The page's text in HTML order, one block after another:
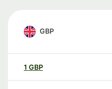
GBP
1 GBP